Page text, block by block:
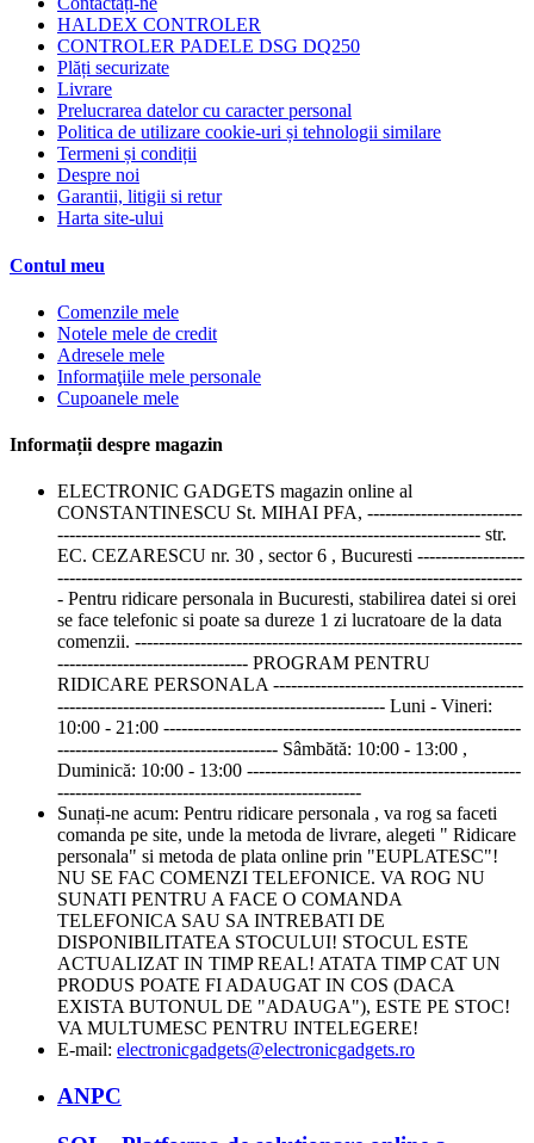
HALDEX CONTROLER
CONTROLER PADELE DSG DQ250
Plăți securizate
Livrare
Prelucrarea datelor cu caracter personal
Politica de utilizare cookie-uri și tehnologii similare
Termeni și condiții
Despre noi
Garantii, litigii si retur
Harta site-ului
Contul meu
Comenzile mele
Notele mele de credit
Adresele mele
Informaţiile mele personale
Cupoanele mele
Informații despre magazin
ELECTRONIC GADGETS magazin online al
CONSTANTINESCU St. MIHAI PFA, --------------------------
----------------------------------------------------------------------- str.
EC. CEZARESCU nr. 30 , sector 6 , Bucuresti ------------------
------------------------------------------------------------------------------
- Pentru ridicare personala in Bucuresti, stabilirea datei si orei
se face telefonic si poate sa dureze 1 zi lucratoare de la data
comenzii. -----------------------------------------------------------------
-------------------------------- PROGRAM PENTRU
RIDICARE PERSONALA ------------------------------------------
------------------------------------------------------- Luni - Vineri:
10:00 - 21:00 ------------------------------------------------------------
------------------------------------- Sâmbătă: 10:00 - 13:00 ,
Duminică: 10:00 - 13:00 ----------------------------------------------
---------------------------------------------------
Sunați-ne acum: Pentru ridicare personala , va rog sa faceti
comanda pe site, unde la metoda de livrare, alegeti " Ridicare
personala" si metoda de plata online prin "EUPLATESC"!
NU SE FAC COMENZI TELEFONICE. VA ROG NU
SUNATI PENTRU A FACE O COMANDA
TELEFONICA SAU SA INTREBATI DE
DISPONIBILITATEA STOCULUI! STOCUL ESTE
ACTUALIZAT IN TIMP REAL! ATATA TIMP CAT UN
PRODUS POATE FI ADAUGAT IN COS (DACA
EXISTA BUTONUL DE "ADAUGA"), ESTE PE STOC!
VA MULTUMESC PENTRU INTELEGERE!
E-mail: electronicgadgets@electronicgadgets.ro
ANPC